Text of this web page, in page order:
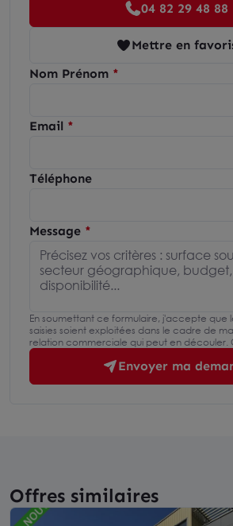
04 82 29 48 88
Mettre en
Nom Prénom
Email
Téléphone
Message
En soumettant ce formulaire, j'accepte que
saisies soient exploitées dans le cadre de
relation commerciale qui peut en découler.
Envoyer ma
Offres similaires